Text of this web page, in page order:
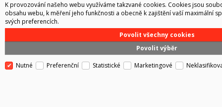
K provozování našeho webu využíváme takzvané cookies. Cookies jsou
obsahu webu, k měření jeho funkčnosti a obecně k zajištění vaší maximální
svých preferencích.
Povolit výběr
Povolit všechny cookies
Nutné Preferenční Statistické Marketingové